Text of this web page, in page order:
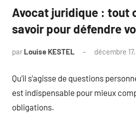
Avocat juridique : tout
savoir pour défendre
par Louise KESTEL décembre
Qu’il s’agisse de questions
est indispensable pour mieux
obligations.